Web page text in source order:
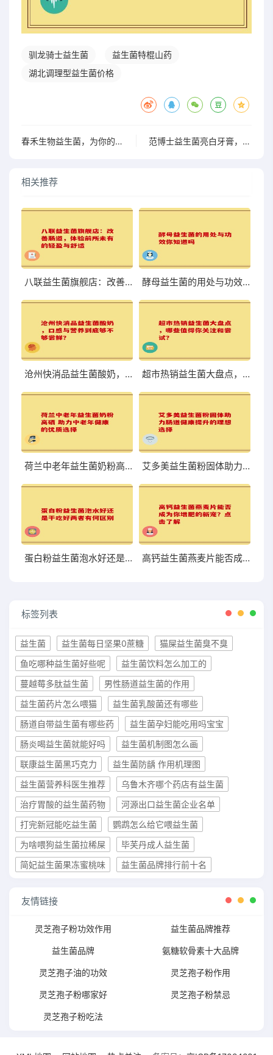
驯龙骑士益生菌
益生菌特棍山药
湖北调理型益生菌价格
春禾生物益生菌，为你的肠道带来意想不到的轻松与舒适体验 范博士益生菌亮白牙膏，牙渍真的不再是问题？
相关推荐
八联益生菌旗舰店：改善肠道，体验前所未有的轻盈与舒适 酵母益生菌的用处与功效你知道吗
沧州快消品益生菌酸奶，口感与营养到底够不够尝鲜？ 超市热销益生菌大盘点，哪些值得你关注和尝试？
荷兰中老年益生菌奶粉高硒 助力中老年健康的优质选择 艾多美益生菌粉固体助力肠道健康提升的理想选择
蛋白粉益生菌泡水好还是干吃好两者有何区别 高钙益生菌燕麦片能否成为你增肥的新宠？点击了解
标签列表
益生菌 益生菌每日坚果0蔗糖
猫屎益生菌臭不臭
鱼吃哪种益生菌好些呢
益生菌饮料怎么加工的
蔓越莓多肽益生菌
男性肠道益生菌的作用
益生菌药片怎么喂猫
益生菌乳酸菌还有哪些
肠道自带益生菌有哪些药
益生菌孕妇能吃用吗宝宝
肠炎喝益生菌就能好吗
益生菌机制图怎么画
联康益生菌黑巧克力
益生菌防龋 作用机理图
益生菌营养科医生推荐
乌鲁木齐哪个药店有益生菌
治疗胃酸的益生菌药物
河源出口益生菌企业名单
打完新冠能吃益生菌
鹦鹉怎么给它喂益生菌
为啥喂狗益生菌拉稀屎
毕芙丹成人益生菌
简妃益生菌果冻蜜桃味
益生菌品牌排行前十名
友情链接
灵芝孢子粉功效作用 益生菌品牌推荐
益生菌品牌 氨糖软骨素十大品牌
灵芝孢子油的功效 灵芝孢子粉作用
灵芝孢子粉哪家好 灵芝孢子粉禁忌
灵芝孢子粉吃法